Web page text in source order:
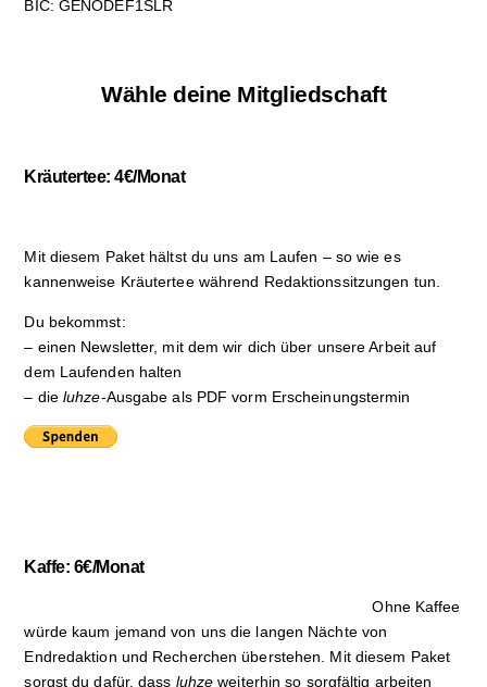
BIC: GENODEF1SLR
Wähle deine Mitgliedschaft
Kräutertee: 4€/Monat
Mit diesem Paket hältst du uns am Laufen – so wie es
kannenweise Kräutertee während Redaktionssitzungen tun.
Du bekommst:
– einen Newsletter, mit dem wir dich über unsere Arbeit auf
dem Laufenden halten
– dieluhze-Ausgabe als PDF vorm Erscheinungstermin
Kaffe: 6€/Monat
Ohne Kaffee
würde kaum jemand von uns die langen Nächte von
Endredaktion und Recherchen überstehen. Mit diesem Paket
sorgst du dafür, dass luhze weiterhin so sorgfältig arbeiten